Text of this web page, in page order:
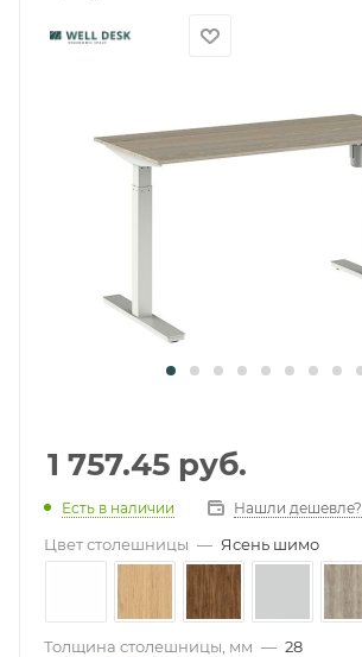
1 757.45 руб.
Есть в наличии Нашли дешевле?
Цвет столешницы — Ясень шимо
Толщина столешницы, мм — 28